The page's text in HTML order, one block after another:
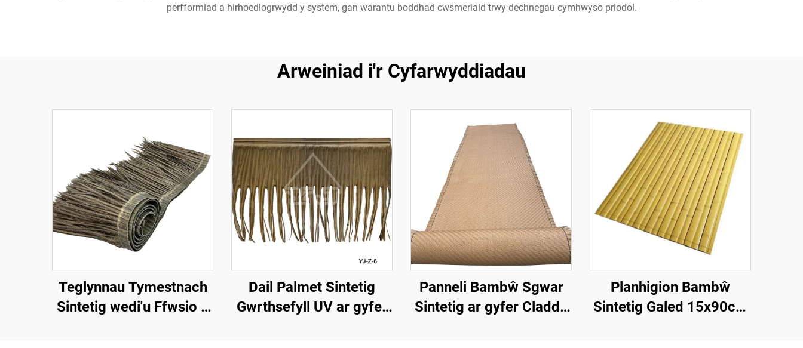
perfformiad a hirhoedlogrwydd y system, gan warantu boddhad cwsmeriaid trwy dechnegau cymhwyso priodol.
Arweiniad i'r Cyfarwyddiadau
Teglynnau Tymestnach
Sintetig wedi'u Ffwsio â
Dail Palmet Sintetig
Gwrthsefyll UV ar gyfer
Panneli Bambŵ Sgwar
Sintetig ar gyfer Claddu
Planhigion Bambŵ
Sintetig Galed 15x90cm